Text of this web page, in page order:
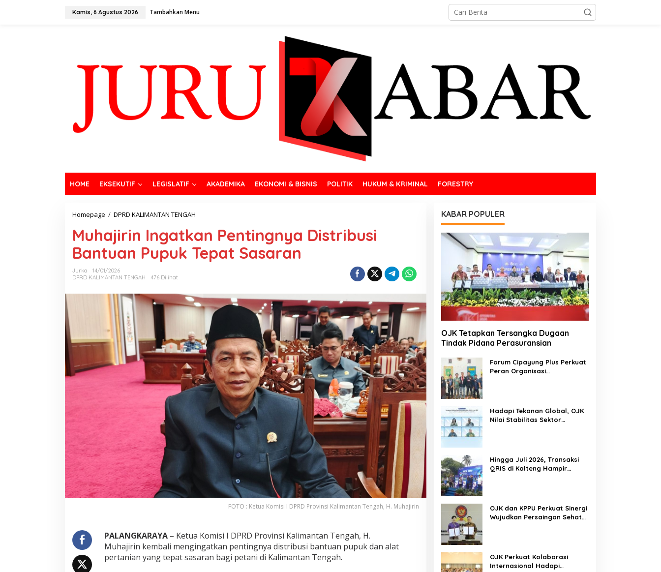
Kamis, 6 Agustus 2026 Tambahkan Menu
HOME EKSEKUTIF LEGISLATIF AKADEMIKA EKONOMI & BISNIS POLITIK HUKUM & KRIMINAL FORESTRY
Homepage / DPRD KALIMANTAN TENGAH
Muhajirin Ingatkan Pentingnya Distribusi
Bantuan Pupuk Tepat Sasaran
Jurka
14/01/2026
DPRD KALIMANTAN TENGAH
476 Dilihat
FOTO : Ketua Komisi I DPRD Provinsi Kalimantan Tengah, H. Muhajirin
PALANGKARAYA– Ketua Komisi I DPRD Provinsi Kalimantan Tengah, H.
Muhajirin kembali mengingatkan pentingnya distribusi bantuan pupuk dan alat
pertanian yang tepat sasaran bagi petani di Kalimantan Tengah.
KABAR POPULER
OJK Tetapkan Tersangka Dugaan
Tindak Pidana Perasuransian
Forum Cipayung Plus Perkuat
Peran Organisasi
Hadapi Tekanan Global, OJK
Nilai Stabilitas Sektor
Hingga Juli 2026, Transaksi
QRIS di Kalteng Hampir
OJK dan KPPU Perkuat Sinergi
Wujudkan Persaingan Sehat
OJK Perkuat Kolaborasi
Internasional Hadapi